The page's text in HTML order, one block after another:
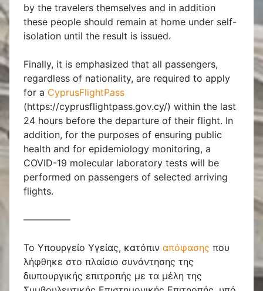
by the travelers themselves and in addition
these people should remain at home under self-
isolation until the result is issued.
Finally, it is emphasized that all passengers,
regardless of nationality, are required to apply
for a CyprusFlightPass
(https://cyprusflightpass.gov.cy/) within the last
24 hours before the departure of their flight. In
addition, for the purposes of ensuring public
health and for epidemiology monitoring, a
COVID-19 molecular laboratory tests will be
performed on passengers of selected arriving
flights.
—————
Το Υπουργείο Υγείας, κατόπιν απόφασης που
λήφθηκε στο πλαίσιο συνάντησης της
διυπουργικής επιτροπής με τα μέλη της